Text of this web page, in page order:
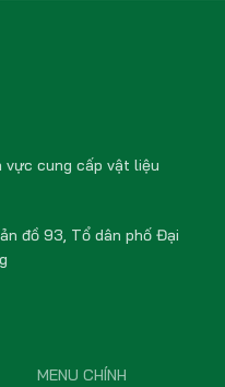
vực cung cấp vật liệu
đồ 93, Tổ dân phố Đại
MENU CHÍNH